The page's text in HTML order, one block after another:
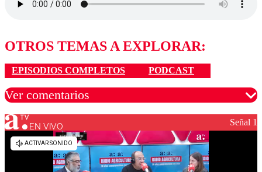
OTROS TEMAS A EXPLORAR:
EPISODIOS COMPLETOS PODCAST
Ver comentarios
Los comentarios son moderados para garantizar un
diálogo respetuoso.
EN VIVO Señal 1